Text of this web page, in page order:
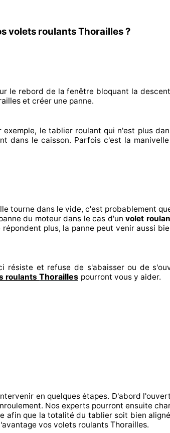
volets roulants Thorailles ?
le rebord de la fenêtre bloquant la
et créer une panne.
exemple, le tablier roulant qui n'est plus
dans le caisson. Parfois c'est la
tourne dans le vide, c'est probablement
du moteur dans le cas d'unvolet
répondent plus, la panne peut venir aussi
résiste et refuse de s'abaisser ou de
roulants Thorailles pourront vous y aider.
en quelques étapes. D'abord
Nos expertspourront ensuite
afin que la totalité du tablier soit bien
vos volets roulants Thorailles.